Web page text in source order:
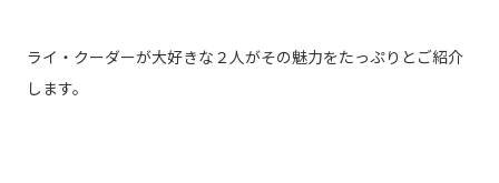
ライ・クーダーが大好きな２人がその魅力をたっぷりとご紹介
します。